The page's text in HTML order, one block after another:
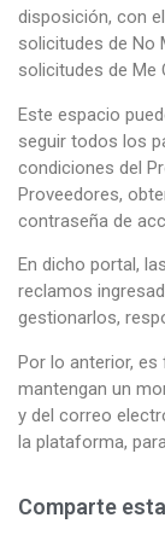
disposición, con
solicitudes de No
solicitudes de Me
Este espacio
seguir todos los
condiciones del
Proveedores,
contraseña de
En dicho portal,
reclamos
gestionarlos,
Por lo anterior,
mantengan un
y del correo
la plataforma,
Comparte